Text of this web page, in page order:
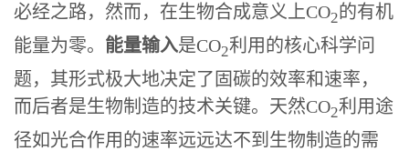
必经之路，然而，在生物合成意义上CO2的有机
能量为零。 能量输入是CO2利用的核心科学问
题，其形式极大地决定了固碳的效率和速率，
而后者是生物制造的技术关键。天然CO2利用途
径如光合作用的速率远远达不到生物制造的需